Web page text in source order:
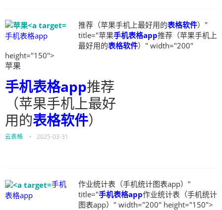
手机表格app
推荐（苹果手机上最好用的表格软件）"
title="苹果手机表格app推荐（苹果手机上
最好用的表格软件）" width="200"
height="150">
苹果
手机表格app推荐
（苹果手机上最好
用的表格软件）
云表格 • 2025-03-31
手机
表格app
作业统计表（手机统计图表app）"
title="手机表格app作业统计表（手机统计
图表app）" width="200" height="150">